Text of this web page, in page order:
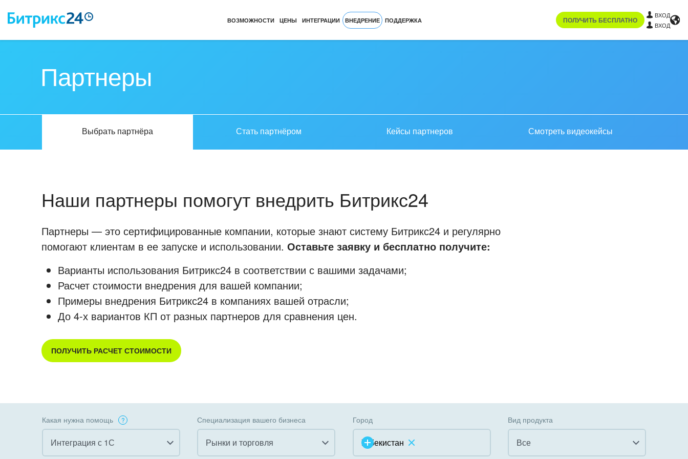
ВОЗМОЖНОСТИ ЦЕНЫ ИНТЕГРАЦИИ ВНЕДРЕНИЕ ПОДДЕРЖКА ПОЛУЧИТЬ БЕСПЛАТНО
ВХОД
ВХОД
Партнеры
Выбрать партнёра Стать партнёром Кейсы партнеров Смотреть видеокейсы
Наши партнеры помогут внедрить Битрикс24
Партнеры — это сертифицированные компании, которые знают систему Битрикс24 и регулярно
помогают клиентам в ее запуске и использовании. Оставьте заявку и бесплатно получите:
Варианты использования Битрикс24 в соответствии с вашими задачами;
Расчет стоимости внедрения для вашей компании;
Примеры внедрения Битрикс24 в компаниях вашей отрасли;
До 4-х вариантов КП от разных партнеров для сравнения цен.
ПОЛУЧИТЬ РАСЧЕТ СТОИМОСТИ
Какая нужна помощь
Интеграция с 1С
Специализация вашего бизнеса
Рынки и торговля
Город
Узбекистан
Вид продукта
Все